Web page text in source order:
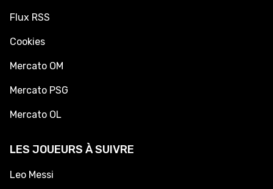
Flux RSS
Cookies
Mercato OM
Mercato PSG
Mercato OL
LES JOUEURS À SUIVRE
Leo Messi